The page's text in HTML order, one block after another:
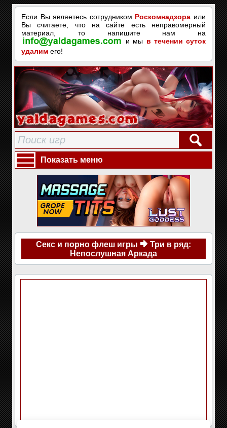
Если Вы являетесь сотрудником Роскомнадзора или
Вы считаете, что на сайте есть неправомерный
материал, то напишите нам на
и мы в течении суток
удалим его!
Показать меню
Секс и порно флеш игры
Три в ряд:
Непослушная Аркада